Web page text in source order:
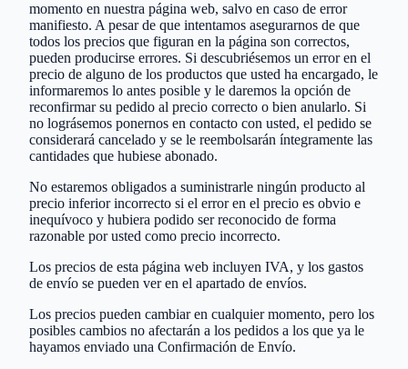
momento en nuestra página web, salvo en caso de error
manifiesto. A pesar de que intentamos asegurarnos de que
todos los precios que figuran en la página son correctos,
pueden producirse errores. Si descubriésemos un error en el
precio de alguno de los productos que usted ha encargado, le
informaremos lo antes posible y le daremos la opción de
reconfirmar su pedido al precio correcto o bien anularlo. Si
no lográsemos ponernos en contacto con usted, el pedido se
considerará cancelado y se le reembolsarán íntegramente las
cantidades que hubiese abonado.
No estaremos obligados a suministrarle ningún producto al
precio inferior incorrecto si el error en el precio es obvio e
inequívoco y hubiera podido ser reconocido de forma
razonable por usted como precio incorrecto.
Los precios de esta página web incluyen IVA, y los gastos
de envío se pueden ver en el apartado de envíos.
Los precios pueden cambiar en cualquier momento, pero los
posibles cambios no afectarán a los pedidos a los que ya le
hayamos enviado una Confirmación de Envío.